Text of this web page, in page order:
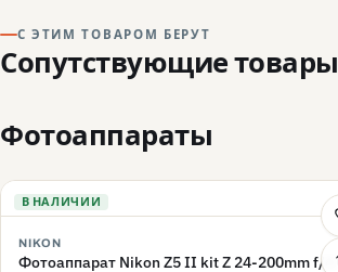
С ЭТИМ ТОВАРОМ БЕРУТ
Сопутствующие товары
Фотоаппараты
В НАЛИЧИИ
NIKON
Фотоаппарат Nikon Z5 II kit Z 24-200mm f/